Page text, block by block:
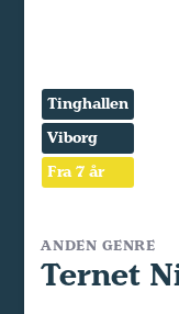
Tinghallen
Viborg
Fra 7 år
ANDEN GENRE
Ternet